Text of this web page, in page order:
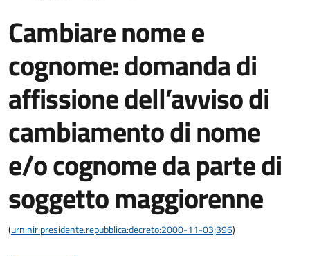
Cambiare nome e
cognome: domanda di
affissione dell’avviso di
cambiamento di nome
e/o cognome da parte di
soggetto maggiorenne
(urn:nir:presidente.repubblica:decreto:2000-11-03;396)